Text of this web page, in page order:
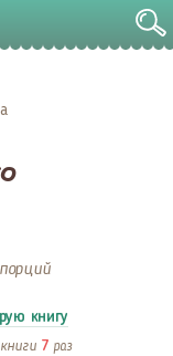
книгу
7 раз